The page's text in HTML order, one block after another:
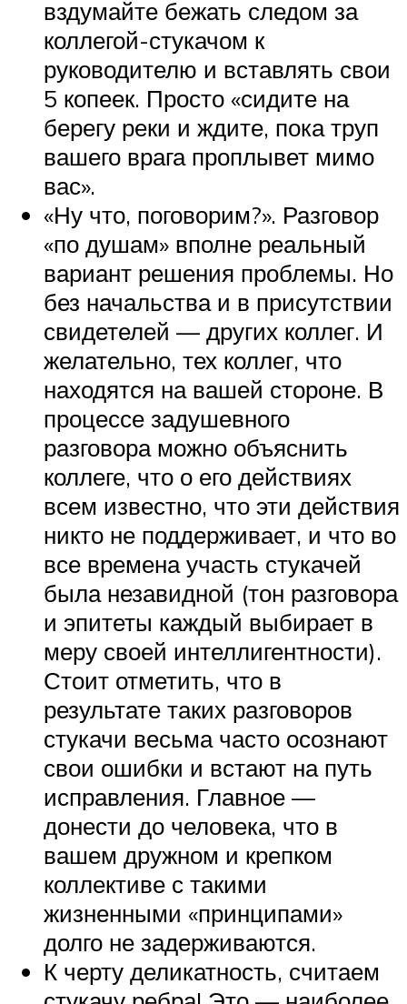
вздумайте бежать следом за
коллегой-стукачом к
руководителю и вставлять свои
5 копеек. Просто «сидите на
берегу реки и ждите, пока труп
вашего врага проплывет мимо
вас».
«Ну что, поговорим?». Разговор
«по душам» вполне реальный
вариант решения проблемы. Но
без начальства и в присутствии
свидетелей — других коллег. И
желательно, тех коллег, что
находятся на вашей стороне. В
процессе задушевного
разговора можно объяснить
коллеге, что о его действиях
всем известно, что эти действия
никто не поддерживает, и что во
все времена участь стукачей
была незавидной (тон разговора
и эпитеты каждый выбирает в
меру своей интеллигентности).
Стоит отметить, что в
результате таких разговоров
стукачи весьма часто осознают
свои ошибки и встают на путь
исправления. Главное —
донести до человека, что в
вашем дружном и крепком
коллективе с такими
жизненными «принципами»
долго не задерживаются.
К черту деликатность, считаем